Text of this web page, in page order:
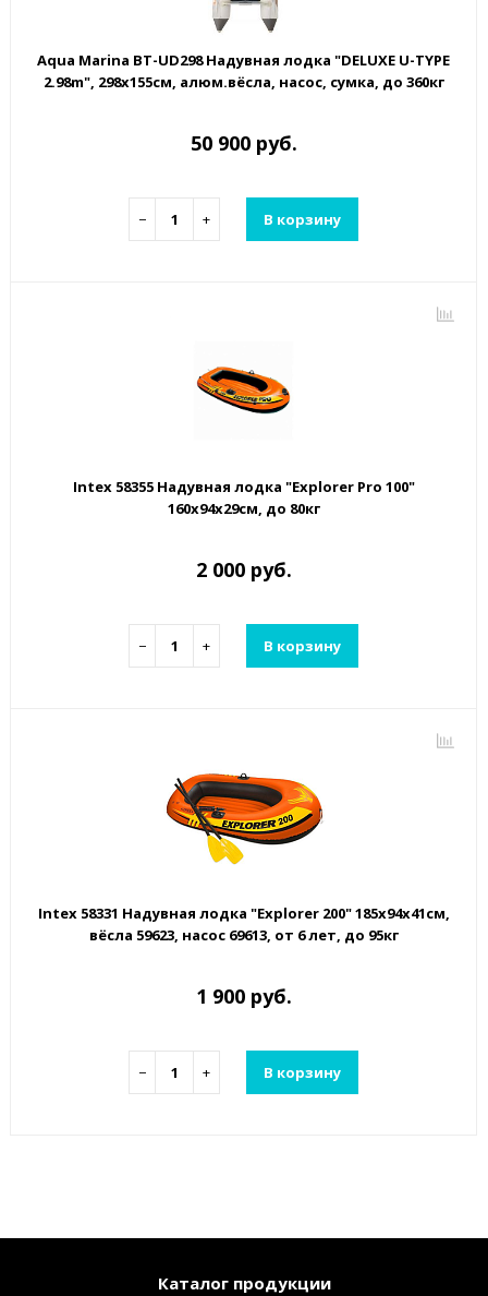
Aqua Marina BT-UD298 Надувная лодка "DELUXE U-TYPE
2.98m", 298х155см, алюм.вёсла, насос, сумка, до 360кг
50 900 руб.
− + В корзину
Intex 58355 Надувная лодка "Explorer Pro 100"
160х94х29см, до 80кг
2 000 руб.
− + В корзину
Intex 58331 Надувная лодка "Explorer 200" 185х94х41см,
вёсла 59623, насос 69613, от 6 лет, до 95кг
1 900 руб.
− + В корзину
Каталог продукции